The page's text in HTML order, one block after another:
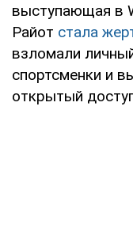
выступающая в
Райот стала
взломали
спортсменки и
открытый